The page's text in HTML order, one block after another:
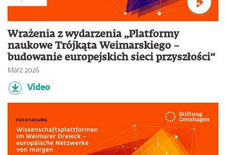
Wrażenia z wydarzenia „Platformy
naukowe Trójkąta Weimarskiego –
budowanie europejskich sieci przyszłości“
März 2026
Video